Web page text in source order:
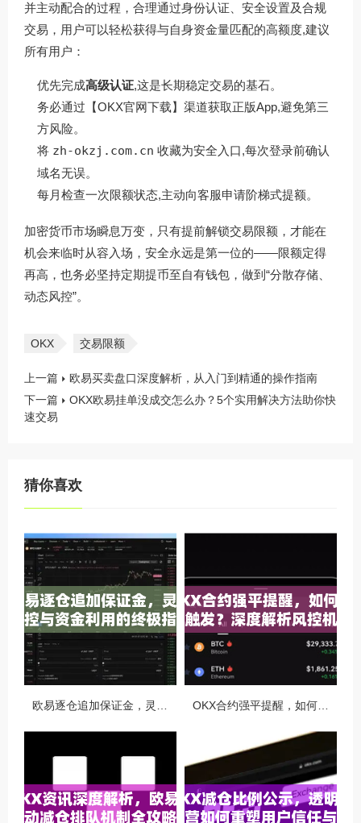
并主动配合的过程，合理通过身份认证、安全设置及合规
交易，用户可以轻松获得与自身资金量匹配的高额度,建议
所有用户：
优先完成高级认证,这是长期稳定交易的基石。
务必通过【OKX官网下载】渠道获取正版App,避免第三
方风险。
将 zh-okzj.com.cn 收藏为安全入口,每次登录前确认
域名无误。
每月检查一次限额状态,主动向客服申请阶梯式提额。
加密货币市场瞬息万变，只有提前解锁交易限额，才能在
机会来临时从容入场，安全永远是第一位的——限额定得
再高，也务必坚持定期提币至自有钱包，做到“分散存储、
动态风控”。
OKX 交易限额
上一篇
欧易买卖盘口深度解析，从入门到精通的操作指南
下一篇
OKX欧易挂单没成交怎么办？5个实用解决方法助你快
速交易
猜你喜欢